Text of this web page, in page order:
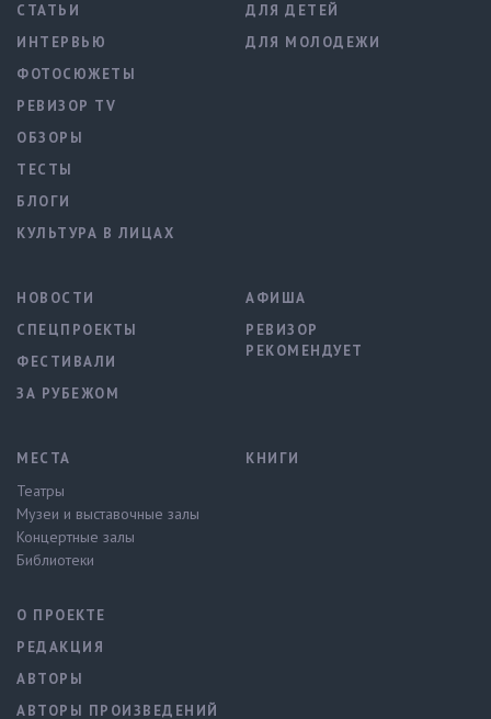
СТАТЬИ
ИНТЕРВЬЮ
ФОТОСЮЖЕТЫ
РЕВИЗОР TV
ОБЗОРЫ
ТЕСТЫ
БЛОГИ
КУЛЬТУРА В ЛИЦАХ
ДЛЯ ДЕТЕЙ
ДЛЯ МОЛОДЕЖИ
НОВОСТИ
СПЕЦПРОЕКТЫ
ФЕСТИВАЛИ
ЗА РУБЕЖОМ
АФИША
РЕВИЗОР
РЕКОМЕНДУЕТ
МЕСТА
Театры
Музеи и выставочные залы
Концертные залы
Библиотеки
КНИГИ
О ПРОЕКТЕ
РЕДАКЦИЯ
АВТОРЫ
АВТОРЫ ПРОИЗВЕДЕНИЙ